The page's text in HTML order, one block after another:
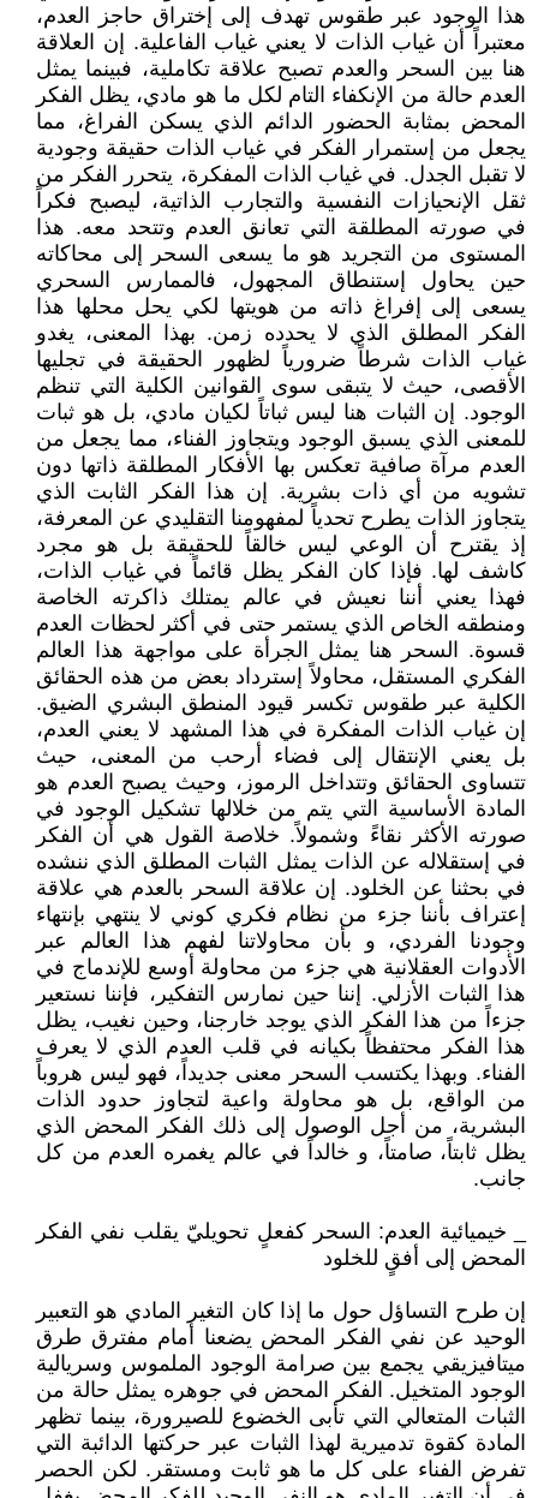
هذا الوجود عبر طقوس تهدف إلى إختراق حاجز العدم،
معتبراً أن غياب الذات لا يعني غياب الفاعلية. إن العلاقة
هنا بين السحر والعدم تصبح علاقة تكاملية، فبينما يمثل
العدم حالة من الإنكفاء التام لكل ما هو مادي، يظل الفكر
المحض بمثابة الحضور الدائم الذي يسكن الفراغ، مما
يجعل من إستمرار الفكر في غياب الذات حقيقة وجودية
لا تقبل الجدل. في غياب الذات المفكرة، يتحرر الفكر من
ثقل الإنحيازات النفسية والتجارب الذاتية، ليصبح فكراً
في صورته المطلقة التي تعانق العدم وتتحد معه. هذا
المستوى من التجريد هو ما يسعى السحر إلى محاكاته
حين يحاول إستنطاق المجهول، فالممارس السحري
يسعى إلى إفراغ ذاته من هويتها لكي يحل محلها هذا
الفكر المطلق الذي لا يحدده زمن. بهذا المعنى، يغدو
غياب الذات شرطاً ضرورياً لظهور الحقيقة في تجليها
الأقصى، حيث لا يتبقى سوى القوانين الكلية التي تنظم
الوجود. إن الثبات هنا ليس ثباتاً لكيان مادي، بل هو ثبات
للمعنى الذي يسبق الوجود ويتجاوز الفناء، مما يجعل من
العدم مرآة صافية تعكس بها الأفكار المطلقة ذاتها دون
تشويه من أي ذات بشرية. إن هذا الفكر الثابت الذي
يتجاوز الذات يطرح تحدياً لمفهومنا التقليدي عن المعرفة،
إذ يقترح أن الوعي ليس خالقاً للحقيقة بل هو مجرد
كاشف لها. فإذا كان الفكر يظل قائماً في غياب الذات،
فهذا يعني أننا نعيش في عالم يمتلك ذاكرته الخاصة
ومنطقه الخاص الذي يستمر حتى في أكثر لحظات العدم
قسوة. السحر هنا يمثل الجرأة على مواجهة هذا العالم
الفكري المستقل، محاولاً إسترداد بعض من هذه الحقائق
الكلية عبر طقوس تكسر قيود المنطق البشري الضيق.
إن غياب الذات المفكرة في هذا المشهد لا يعني العدم،
بل يعني الإنتقال إلى فضاء أرحب من المعنى، حيث
تتساوى الحقائق وتتداخل الرموز، وحيث يصبح العدم هو
المادة الأساسية التي يتم من خلالها تشكيل الوجود في
صورته الأكثر نقاءً وشمولاً. خلاصة القول هي أن الفكر
في إستقلاله عن الذات يمثل الثبات المطلق الذي ننشده
في بحثنا عن الخلود. إن علاقة السحر بالعدم هي علاقة
إعتراف بأننا جزء من نظام فكري كوني لا ينتهي بإنتهاء
وجودنا الفردي، و بأن محاولاتنا لفهم هذا العالم عبر
الأدوات العقلانية هي جزء من محاولة أوسع للإندماج في
هذا الثبات الأزلي. إننا حين نمارس التفكير، فإننا نستعير
جزءاً من هذا الفكر الذي يوجد خارجنا، وحين نغيب، يظل
هذا الفكر محتفظاً بكيانه في قلب العدم الذي لا يعرف
الفناء. وبهذا يكتسب السحر معنى جديداً، فهو ليس هروباً
من الواقع، بل هو محاولة واعية لتجاوز حدود الذات
البشرية، من أجل الوصول إلى ذلك الفكر المحض الذي
يظل ثابتاً، صامتاً، و خالداً في عالم يغمره العدم من كل
جانب.
_ خيميائية العدم: السحر كفعلٍ تحويليّ يقلب نفي الفكر
المحض إلى أفقٍ للخلود
إن طرح التساؤل حول ما إذا كان التغير المادي هو التعبير
الوحيد عن نفي الفكر المحض يضعنا أمام مفترق طرق
ميتافيزيقي يجمع بين صرامة الوجود الملموس وسريالية
الوجود المتخيل. الفكر المحض في جوهره يمثل حالة من
الثبات المتعالي التي تأبى الخضوع للصيرورة، بينما تظهر
المادة كقوة تدميرية لهذا الثبات عبر حركتها الدائبة التي
تفرض الفناء على كل ما هو ثابت ومستقر. لكن الحصر